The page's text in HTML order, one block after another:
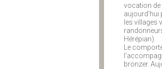
vocation de
les villages
Hérépian).
Le
bronzer.